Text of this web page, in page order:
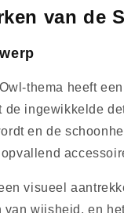
van de
thema heeft een
ingewikkelde
en de
visueel
van wijsheid, en